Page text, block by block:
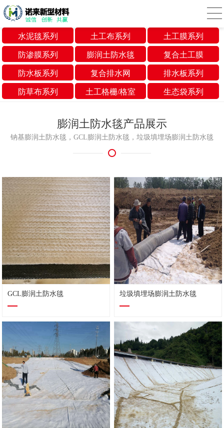
水泥毯系列 土工布系列 土工膜系列
防渗膜系列 膨润土防水毯 复合土工膜
防水板系列 复合排水网 排水板系列
防草布系列 土工格栅/格室 生态袋系列
膨润土防水毯产品展示
钠基膨润土防水毯，GCL膨润土防水毯，垃圾填埋场膨润土防水毯
GCL膨润土防水毯 垃圾填埋场膨润土防水毯